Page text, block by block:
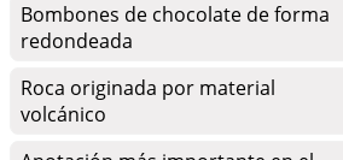
Bombones de chocolate de forma
redondeada
Roca originada por material
volcánico